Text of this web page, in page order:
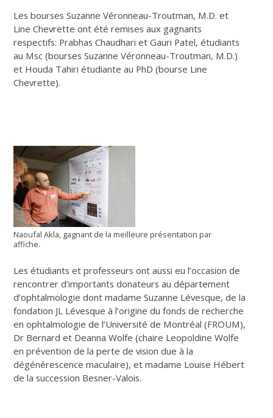
Les bourses Suzanne Véronneau-Troutman, M.D. et
Line Chevrette ont été remises aux gagnants
respectifs: Prabhas Chaudhari et Gauri Patel, étudiants
au Msc (bourses Suzanne Véronneau-Troutman, M.D.)
et Houda Tahiri étudiante au PhD (bourse Line
Chevrette).
Naoufal Akla, gagnant de la meilleure présentation par
affiche.
Les étudiants et professeurs ont aussi eu l’occasion de
rencontrer d’importants donateurs au département
d’ophtalmologie dont madame Suzanne Lévesque, de la
fondation JL Lévesque à l’origine du fonds de recherche
en ophtalmologie de l’Université de Montréal (FROUM),
Dr Bernard et Deanna Wolfe (chaire Leopoldine Wolfe
en prévention de la perte de vision due à la
dégénérescence maculaire), et madame Louise Hébert
de la succession Besner-Valois.